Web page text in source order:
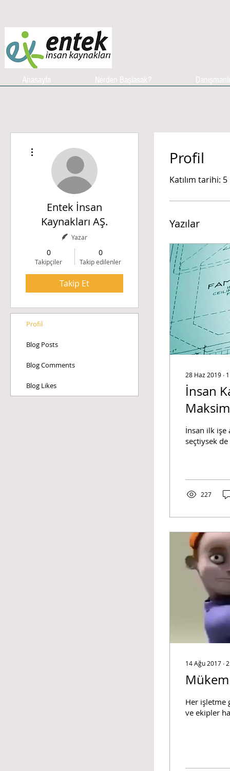
Anasayfa Nerden Başlasak?
Profil
Katılım tarihi:
Yazılar
28 Haz 2019 ∙ 1
İnsan
İnsan ilk işe
seçtiysek de
227
14 Ağu 2017 ∙ 2
Her işletme
ve ekipler
Entek İnsan
Kaynakları AŞ.
Yazar
0
Takipçiler
0
Takip edilenler
Takip Et
Profil
Blog Posts
Blog Comments
Blog Likes